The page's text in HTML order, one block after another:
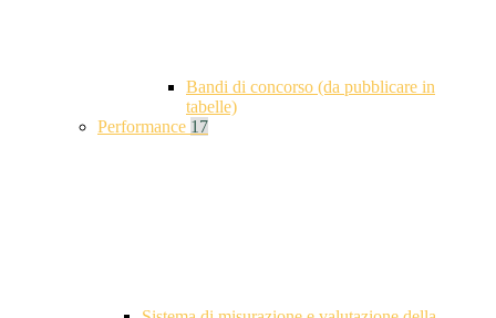
Bandi di concorso (da pubblicare in
tabelle)
Performance 17